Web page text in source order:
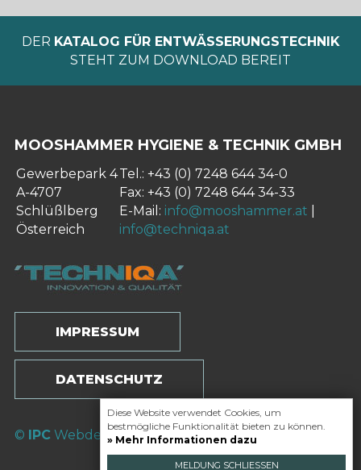
Diese Website verwendet Cookies, um
bestmögliche Funktionalität bieten zu können.
» Mehr Informationen dazu
MELDUNG SCHLIESSEN
DER KATALOG FÜR ENTWÄSSERUNGSTECHNIK
STEHT ZUM DOWNLOAD BEREIT
MOOSHAMMER HYGIENE & TECHNIK GMBH
Gewerbepark 4
A-4707
Schlüßlberg
Österreich
Tel.: +43 (0) 7248 644 34-0
Fax: +43 (0) 7248 644 34-33
E-Mail: info@mooshammer.at
info@techniqa.at
IMPRESSUM
DATENSCHUTZ
© IPC Webdesign